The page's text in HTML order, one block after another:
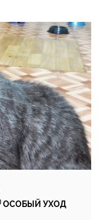
ОСОБЫЙ УХОД